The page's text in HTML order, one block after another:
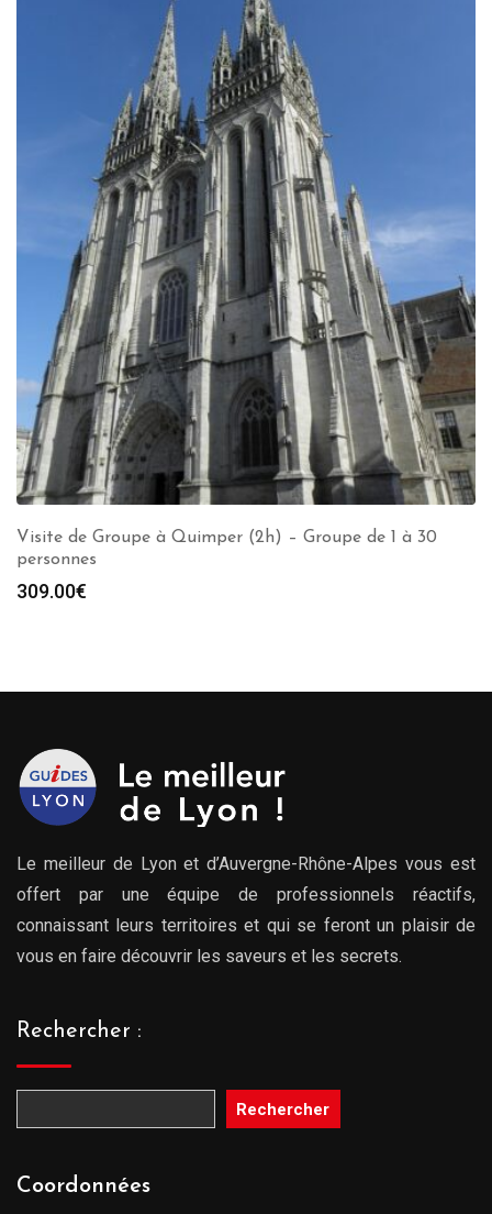
729.00€
Visite de Groupe à Quimper (2h) – Groupe de 1 à 30
personnes
309.00€
Le meilleur de Lyon et d’Auvergne-Rhône-Alpes vous est
offert par une équipe de professionnels réactifs,
connaissant leurs territoires et qui se feront un plaisir de
vous en faire découvrir les saveurs et les secrets.
Rechercher :
Rechercher
Coordonnées